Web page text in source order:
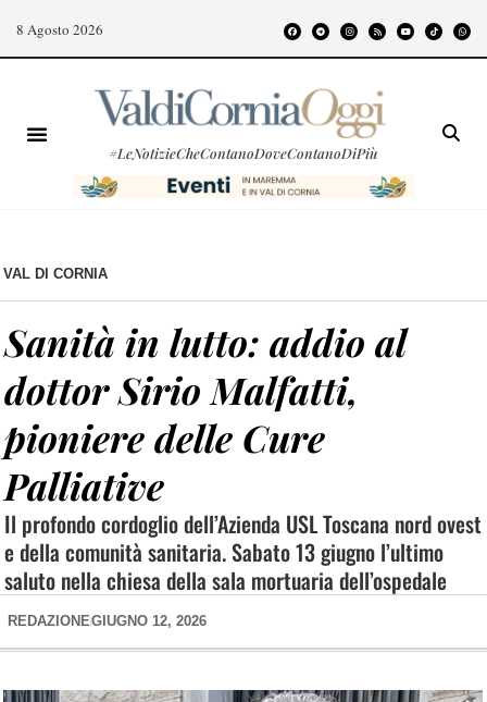
8 Agosto 2026
#LeNotizieCheContanoDoveContanoDiPiù
VAL DI CORNIA
Sanità in lutto: addio al
dottor Sirio Malfatti,
pioniere delle Cure
Palliative
Il profondo cordoglio dell’Azienda USL Toscana nord ovest
e della comunità sanitaria. Sabato 13 giugno l’ultimo
saluto nella chiesa della sala mortuaria dell’ospedale
REDAZIONEGIUGNO 12, 2026